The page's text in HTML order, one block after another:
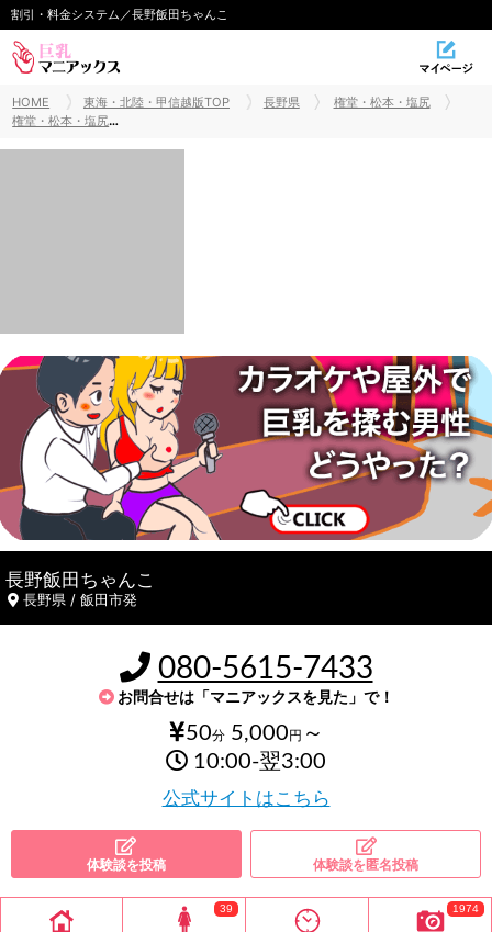
割引・料金システム／長野飯田ちゃんこ
HOME 東海・北陸・甲信越版TOP 長野県
権堂・松本・塩尻
権堂・松本・塩尻巨乳風俗
長野飯田ちゃんこ
長野県 / 飯田市発
080-5615-7433
お問合せは「マニアックスを見た」で！
50分5,000 円 ～
10:00-翌3:00
公式サイトはこちら
体験談を投稿 体験談を匿名投稿
39 1974